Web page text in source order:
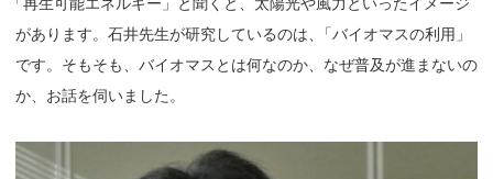
があります。石井先生が研究しているのは
「バイオマスの利用」
です。そもそも、バイオマスとは何なのか、なぜ普及が進まないの
か、お話を伺いました。